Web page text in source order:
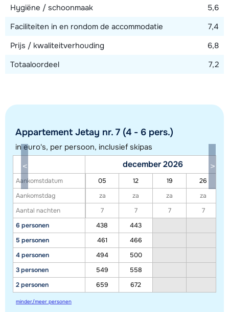
Toon alle accommodaties in dit gebied
Deze kaart geeft een indicatie van de ligging van onze accommodaties. De
exacte locatie kan enigszins afwijken.
Hygiëne / schoonmaak
5,6
Faciliteiten in en rondom de accommodatie
7,4
Prijs / kwaliteitverhouding
6,8
Totaaloordeel
7,2
Appartement Jetay nr. 7 (4 - 6 pers.)
in euro's, per persoon, inclusief skipas
Aankomstdatum
Aankomstdag
Aantal nachten
6 personen
5 personen
4 personen
3 personen
2 personen
december 2026
05 12 19
26
za
za za
za
7
7 7
7
438
443
461
466
494
500
549
558
659
672
minder/meer personen